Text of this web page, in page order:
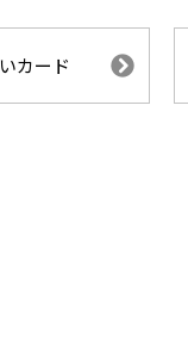
カード